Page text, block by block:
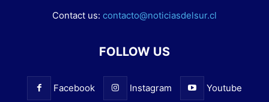
Contact us: contacto@noticiasdelsur.cl
FOLLOW US
Facebook Instagram Youtube